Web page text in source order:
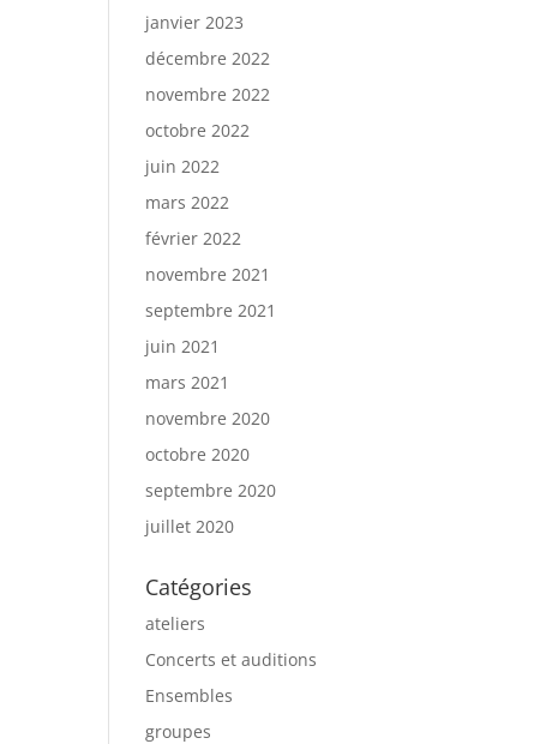
janvier 2023
décembre 2022
novembre 2022
octobre 2022
juin 2022
mars 2022
février 2022
novembre 2021
septembre 2021
juin 2021
mars 2021
novembre 2020
octobre 2020
septembre 2020
juillet 2020
Catégories
ateliers
Concerts et auditions
Ensembles
groupes